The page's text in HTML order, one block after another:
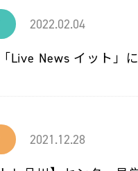
2022.02.04
Live News イット」
2021.12.28